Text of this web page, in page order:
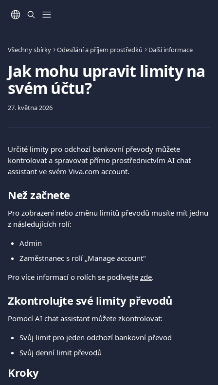
Všechny sbírky Odesílání a příjem prostředků Další informace
Jak mohu upravit limity na
svém účtu?
27. května 2026
Určité limity pro odchozí bankovní převody můžete
kontrolovat a spravovat přímo prostřednictvím AI chat
assistant ve svém Viva.com account.
Než začnete
Pro zobrazení nebo změnu limitů převodů musíte mít jednu
z následujících rolí:
Admin
Zaměstnanec s rolí „Manage account“
Pro více informací o rolích se podívejte zde.
Zkontrolujte své limity převodů
Pomocí AI chat assistant můžete zkontrolovat:
Svůj limit pro jeden odchozí bankovní převod
Svůj denní limit převodů
Kroky